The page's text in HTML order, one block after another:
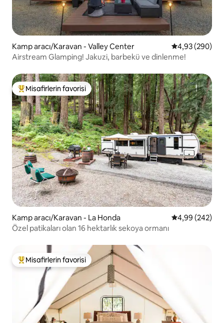
Kamp aracı/Karavan - Valley Center 5 üzerinden
4,93 (290)
Airstream Glamping! Jakuzi, barbekü ve dinlenme!
Misafirlerin favorilerinden en beğenilenler arasında
Misafirlerin favorisi
Kamp aracı/Karavan - La Honda 5 üzerinden
4,99 (242)
Özel patikaları olan 16 hektarlık sekoya ormanı
Misafirlerin favorilerinden en beğenilenler arasında
Misafirlerin favorisi